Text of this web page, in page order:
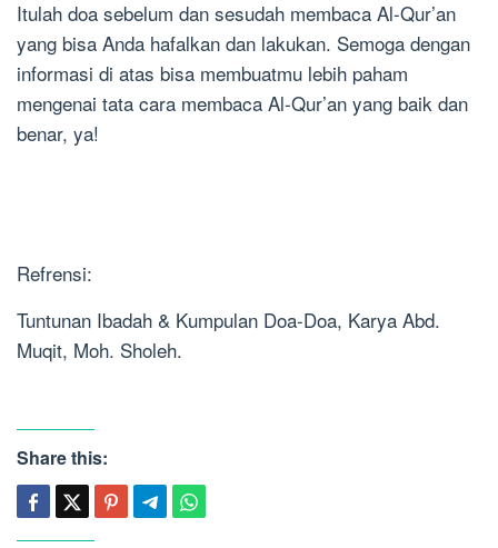
Itulah doa sebelum dan sesudah membaca Al-Qur’an
yang bisa Anda hafalkan dan lakukan. Semoga dengan
informasi di atas bisa membuatmu lebih paham
mengenai tata cara membaca Al-Qur’an yang baik dan
benar, ya!
Refrensi:
Tuntunan Ibadah & Kumpulan Doa-Doa, Karya Abd.
Muqit, Moh. Sholeh.
Share this: